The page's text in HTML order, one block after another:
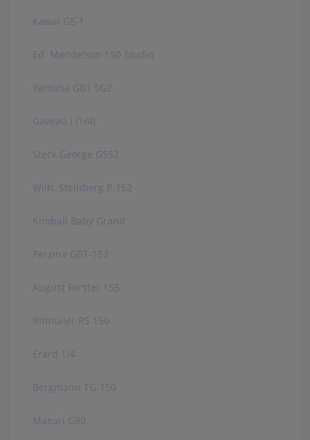
Kawai GE-1
Ed. Mendelson 150 Studio
Yamaha GB1 SG2
Gaveau I (1/4)
Steck George GS52
Wilh. Steinberg P-152
Kimball Baby Grand
Perzina GBT-152
August Forster 155
Ritmüller RS 150
Erard 1/4
Bergmann TG-150
Maeari G80